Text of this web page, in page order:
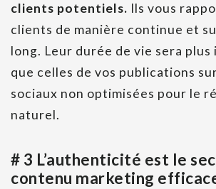
clients potentiels. Ils vous
clients de manière continue et
long. Leur durée de vie sera
que celles de vos publications
sociaux non optimisées pour le
naturel.
# 3 L’authenticité est le
contenu marketing